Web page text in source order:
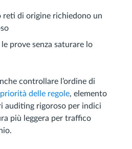
di origine richiedono un
prove senza saturare lo
controllare l’ordine di
priorità delle regole, elemento
auditing rigoroso per indici
più leggera per traffico